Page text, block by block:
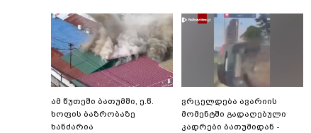
ამ წუთეში ბათუმში, ე.წ.
ხოფის ბაზრობაზე
ხანძარია
ვრცელდება ავარიის
მომენტში გადაღებული
კადრები ბათუმიდან -